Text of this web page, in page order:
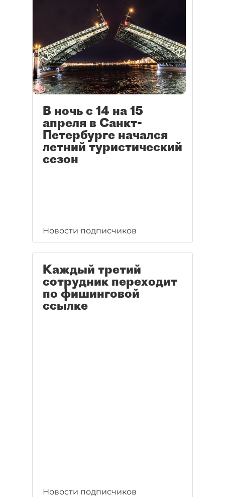
В ночь с 14 на 15
апреля в Санкт-
Петербурге начался
летний туристический
сезон
Новости подписчиков
Каждый третий
сотрудник переходит
по фишинговой
ссылке
Новости подписчиков